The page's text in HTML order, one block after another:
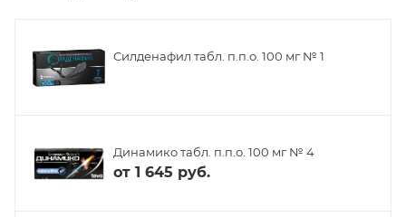
Силденафил табл. п.п.о. 100 мг № 1
Динамико табл. п.п.о. 100 мг № 4
от 1 645 руб.